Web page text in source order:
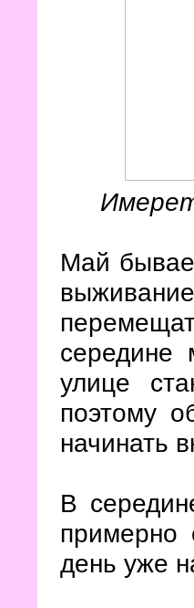
Май
середине
улице
поэтому
начинать
В
день уже